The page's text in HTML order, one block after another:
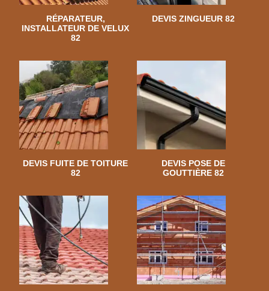
RÉPARATEUR,
INSTALLATEUR DE VELUX
82
DEVIS ZINGUEUR 82
DEVIS FUITE DE TOITURE
82
DEVIS POSE DE
GOUTTIÈRE 82